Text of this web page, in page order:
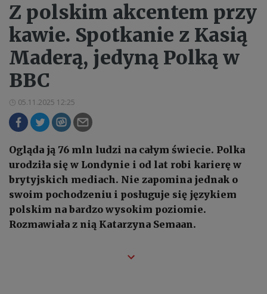
Z polskim akcentem przy
kawie. Spotkanie z Kasią
Maderą, jedyną Polką w
BBC
05.11.2025 12:25
Ogląda ją 76 mln ludzi na całym świecie. Polka
urodziła się w Londynie i od lat robi karierę w
brytyjskich mediach. Nie zapomina jednak o
swoim pochodzeniu i posługuje się językiem
polskim na bardzo wysokim poziomie.
Rozmawiała z nią Katarzyna Semaan.